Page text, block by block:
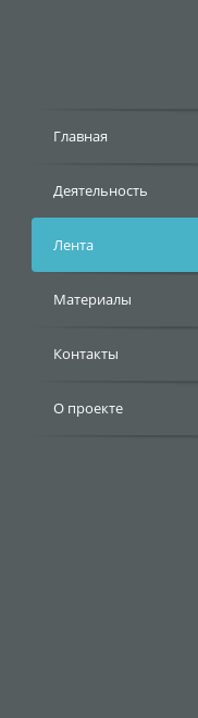
Главная
Деятельность
Лента
Материалы
Контакты
О проекте